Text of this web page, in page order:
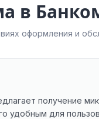
в
оформления и
получение
удобным для